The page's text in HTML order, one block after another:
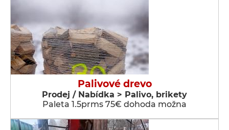
Palivové drevo
Prodej / Nabídka > Palivo, brikety
Paleta 1.5prms 75€ dohoda možna